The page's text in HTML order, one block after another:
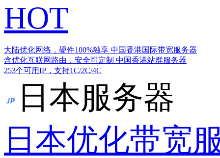
HOT
大陆优化网络，硬件100%独享 中国香港国际带宽服务器
含优化互联网路由，安全可定制 中国香港站群服务器
253个可用IP，支持1C/2C/4C
日本服务器
日本优化带宽